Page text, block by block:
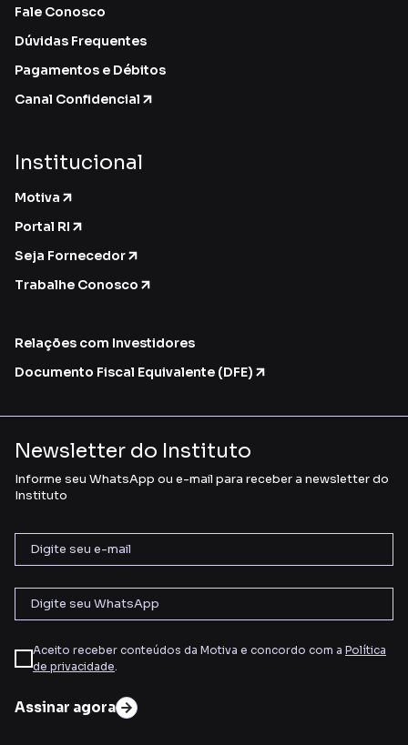
Fale Conosco
Dúvidas Frequentes
Pagamentos e Débitos
Canal Confidencial
Institucional
Motiva
Portal RI
Seja Fornecedor
Trabalhe Conosco
Relações com Investidores
Documento Fiscal Equivalente (DFE)
Newsletter do Instituto
Informe seu WhatsApp ou e-mail para receber a newsletter do
Instituto
Aceito receber conteúdos da Motiva e concordo com a Política
de privacidade
Assinar agora